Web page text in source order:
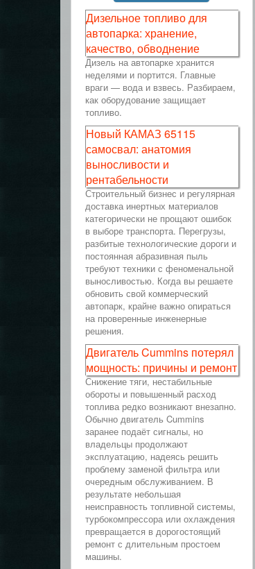
Дизельное топливо для
автопарка: хранение,
качество, обводнение
Дизель на автопарке хранится
неделями и портится. Главные
враги — вода и взвесь. Разбираем,
как оборудование защищает
топливо.
Новый КАМАЗ 65115
самосвал: анатомия
выносливости и
рентабельности
Строительный бизнес и регулярная
доставка инертных материалов
категорически не прощают ошибок
в выборе транспорта. Перегрузы,
разбитые технологические дороги и
постоянная абразивная пыль
требуют техники с феноменальной
выносливостью. Когда вы решаете
обновить свой коммерческий
автопарк, крайне важно опираться
на проверенные инженерные
решения.
Двигатель Cummins потерял
мощность: причины и ремонт
Снижение тяги, нестабильные
обороты и повышенный расход
топлива редко возникают внезапно.
Обычно двигатель Cummins
заранее подаёт сигналы, но
владельцы продолжают
эксплуатацию, надеясь решить
проблему заменой фильтра или
очередным обслуживанием. В
результате небольшая
неисправность топливной системы,
турбокомпрессора или охлаждения
превращается в дорогостоящий
ремонт с длительным простоем
машины.